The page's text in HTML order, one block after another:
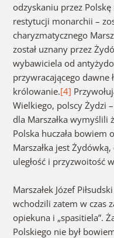
odzyskaniu przez
restytucji monarchii –
charyzmatycznego
został uznany przez
wybawiciela od
przywracającego dawne
królowanie.[4]
Wielkiego, polscy Żydzi
dla Marszałka wymyślili
Polska huczała bowiem
Marszałka jest
uległość i przyzwoitość
Marszałek Józef
wchodzili zatem w czas
opiekuna i „spasitiela”.
Polskiego nie był